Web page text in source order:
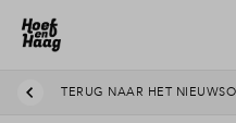
TERUG NAAR HET